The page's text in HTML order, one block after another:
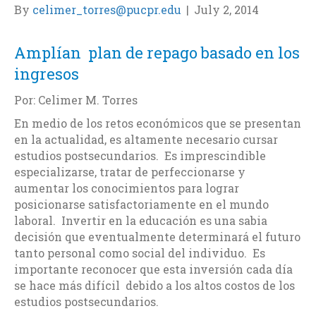
By celimer_torres@pucpr.edu | July 2, 2014
Amplían plan de repago basado en los
ingresos
Por: Celimer M. Torres
En medio de los retos económicos que se presentan
en la actualidad, es altamente necesario cursar
estudios postsecundarios. Es imprescindible
especializarse, tratar de perfeccionarse y
aumentar los conocimientos para lograr
posicionarse satisfactoriamente en el mundo
laboral. Invertir en la educación es una sabia
decisión que eventualmente determinará el futuro
tanto personal como social del individuo. Es
importante reconocer que esta inversión cada día
se hace más difícil debido a los altos costos de los
estudios postsecundarios.